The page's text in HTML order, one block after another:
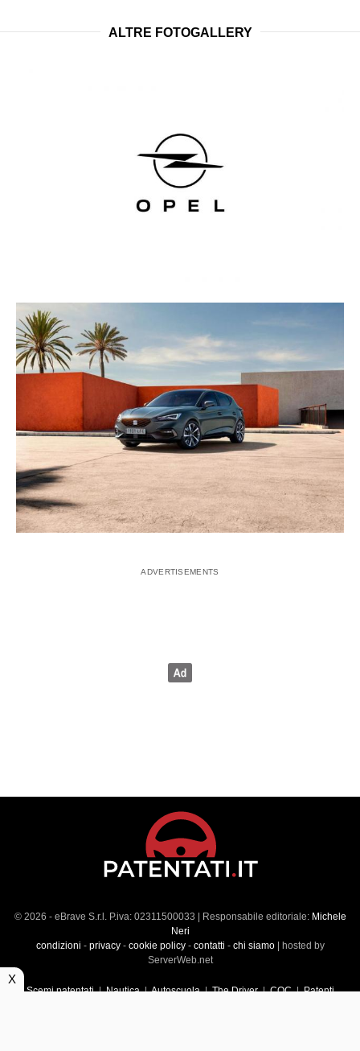
ALTRE FOTOGALLERY
© 2026 - eBrave S.r.l. P.iva: 02311500033 | Responsabile editoriale: Michele
Neri
condizioni - privacy- cookie policy- contatti - chi siamo| hosted by
ServerWeb.net
Scemi patentati|Nautica|Autoscuola|The Driver|CQC|Patenti
X